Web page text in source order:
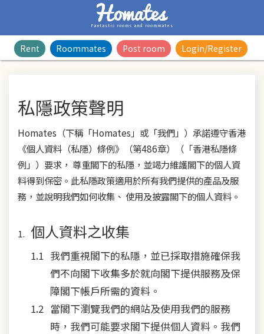
Fantastic rooms and roommates
Rent Roommates Post room Login/Register
私隱政策聲明
Homates（下稱「Homates」或「我們」）承諾遵守香港
《個人資料（私隱）條例》（第486章）（「香港私隱條
例」）要求， 尊重閣下的私隱，並竭力維護閣下的個人資
料得到保密。此私隱政策適用於所有我們提供的產品及服
務，並說明我們如何收集、 使用及披露閣下的個人資料。
個人資料之收集
我們重視閣下的私隱，並已採取措施確保我
們不向閣下收集多於就向閣下提供服務及保
障閣下帳戶所需的資料。
當閣下瀏覽我們的網站及使用我們的服務
時，我們可能要求閣下提供個人資料。我們